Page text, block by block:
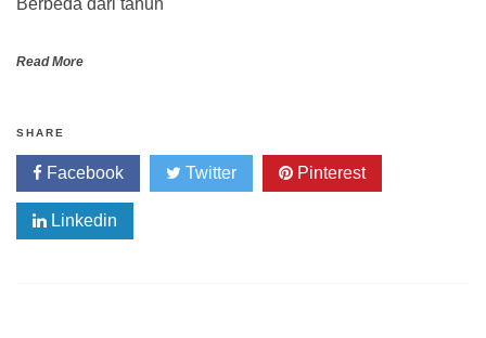
Berbeda dari tahun
Read More
SHARE
Facebook Twitter Pinterest
Linkedin